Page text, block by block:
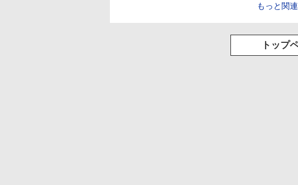
もっと関
トップ